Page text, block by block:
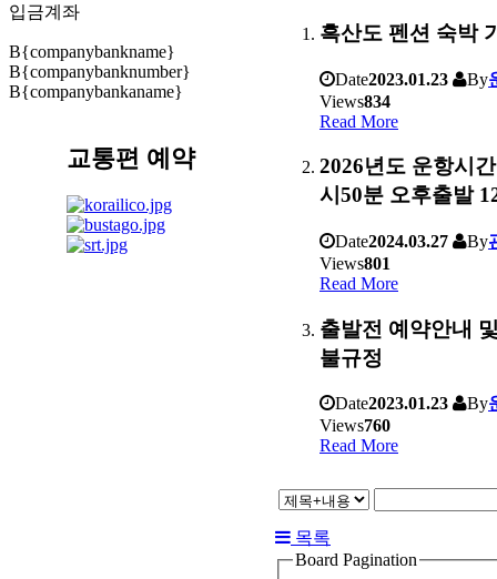
입금계좌
B{companybankname}
B{companybanknumber}
B{companybankaname}
교통편 예약
흑산도 펜션 숙박
Date2023.01.23 By
Views834
Read More
2026년도 운항시
시50분 오후출발
Date2024.03.27 By
Views801
Read More
출발전 예약안내
불규정
Date2023.01.23 By
Views760
Read More
목록
Board Pagination